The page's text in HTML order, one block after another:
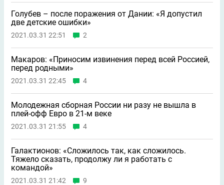
Голубев – после поражения от Дании: «Я допустил
две детские ошибки»
2021.03.31 22:51 2
Макаров: «Приносим извинения перед всей Россией,
перед родными»
2021.03.31 22:45 4
Молодежная сборная России ни разу не вышла в
плей-офф Евро в 21-м веке
2021.03.31 21:55 4
Галактионов: «Сложилось так, как сложилось.
Тяжело сказать, продолжу ли я работать с
командой»
2021.03.31 21:42 9